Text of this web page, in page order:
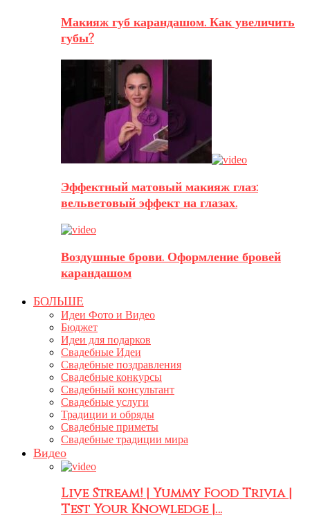
Макияж губ карандашом. Как увеличить
губы?
Эффектный матовый макияж глаз:
вельветовый эффект на глазах.
Воздушные брови. Оформление бровей
карандашом
БОЛЬШЕ
Идеи Фото и Видео
Бюджет
Идеи для подарков
Свадебные Идеи
Свадебные поздравления
Свадебные конкурсы
Свадебный консультант
Свадебные услуги
Традиции и обряды
Свадебные приметы
Свадебные традиции мира
Видео
Live Stream! | Yummy Food Trivia |
Test Your Knowledge |…